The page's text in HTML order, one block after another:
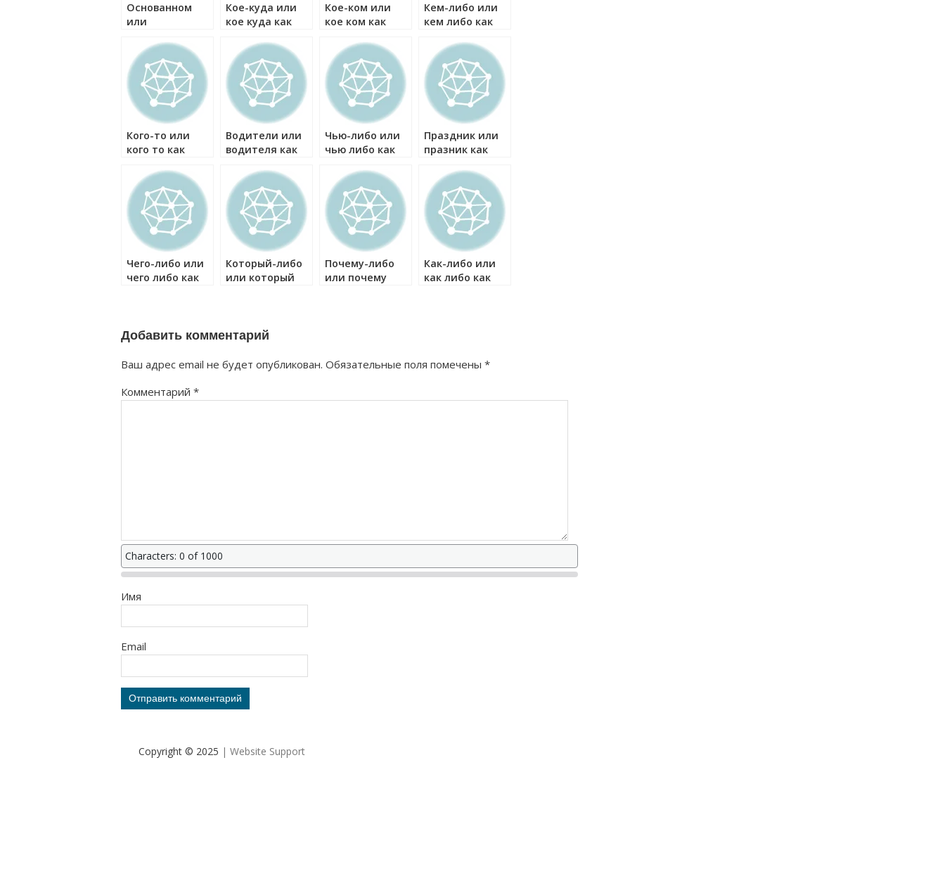
Основанном
или
как правильно?
Кое-куда или
кое куда как
Кое-ком или
кое ком как
Кем-либо или
кем либо как
Кого-то или
кого то как
Водители или
водителя как
Чью-либо или
чью либо как
Праздник или
празник как
Чего-либо или
чего либо как
Который-либо
или который
Почему-либо
или почему
Как-либо или
как либо как
Добавить комментарий
Ваш адрес email не будет опубликован. Обязательные поля помечены *
Комментарий *
Characters: 0 of 1000
Имя
Email
Copyright © 2025 | Website Support